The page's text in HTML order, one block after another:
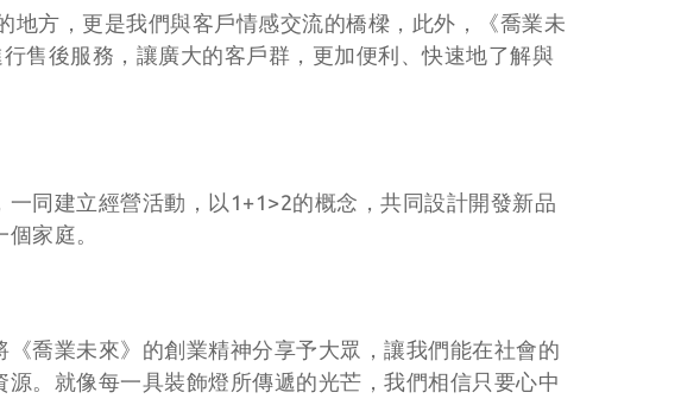
方，更是我們與客戶情感交流的橋樑，此外，《喬業未
售後服務，讓廣大的客戶群，更加便利、快速地了解與
同建立經營活動，以1+1>2的概念，共同設計開發新品
家庭。
喬業未來》的創業精神分享予大眾，讓我們能在社會的
。就像每一具裝飾燈所傳遞的光芒，我們相信只要心中